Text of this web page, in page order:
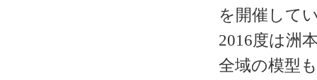
を開催して
2016度は洲
全域の模型